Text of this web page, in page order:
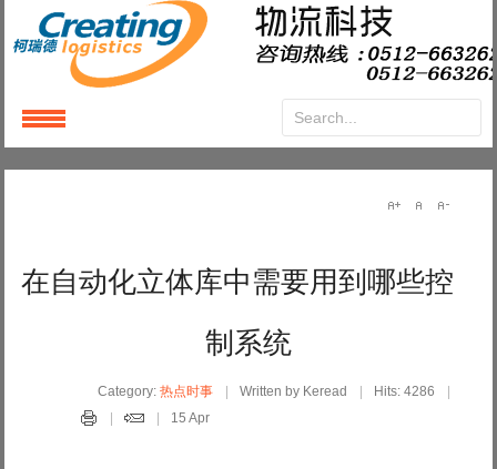
在自动化立体库中需要用到哪些控
制系统
Category:热点时事 Written by Keread
Hits: 4286
15 Apr
LoginorRegister
Remember Me